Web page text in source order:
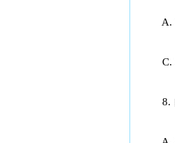
A.
C.
8. 自